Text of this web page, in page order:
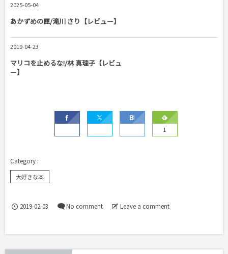
2025-05-04
あかずめの匣/滝川 さり【レビュー】
2019-04-23
マリコを止めるな!/林 真理子【レビュ
ー】
1
大好きな本
2019-02-03 No comment Leave a comment